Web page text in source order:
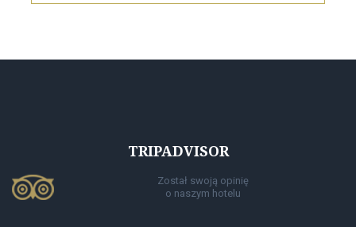
TRIPADVISOR
Został swoją opinię
o naszym hotelu